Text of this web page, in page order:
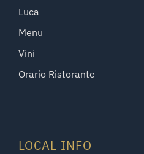
Luca
Menu
Vini
Orario Ristorante
LOCAL INFO